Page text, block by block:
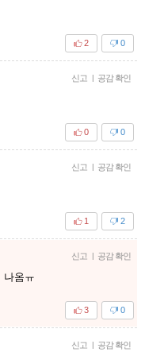
0
2
신고 | 공감 확인
0
0
신고 | 공감 확인
2
1
신고 | 공감 확인
나옴ㅠ
0
3
신고 | 공감 확인